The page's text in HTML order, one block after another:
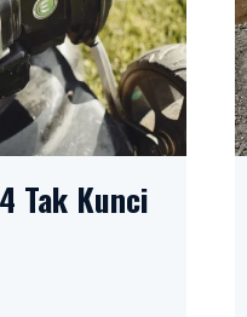
Tak Kunci